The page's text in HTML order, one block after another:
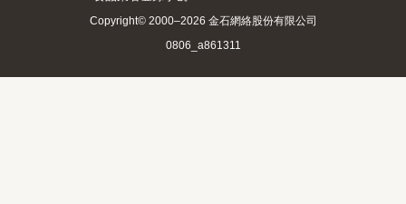
Copyright© 2000–2026 金石網絡股份有限公司
0806_a861311